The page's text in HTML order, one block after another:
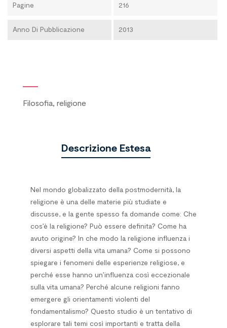
Pagine 216
Anno Di Pubblicazione 2013
Filosofia, religione
Descrizione Estesa
Nel mondo globalizzato della postmodernità, la
religione è una delle materie più studiate e
discusse, e la gente spesso fa domande come: Che
cos’è la religione? Può essere definita? Come ha
avuto origine? In che modo la religione influenza i
diversi aspetti della vita umana? Come si possono
spiegare i fenomeni delle esperienze religiose, e
perché esse hanno un’influenza così eccezionale
sulla vita umana? Perché alcune religioni fanno
emergere gli orientamenti violenti del
fondamentalismo? Questo studio è un tentativo di
esplorare tali temi così importanti e tratta della